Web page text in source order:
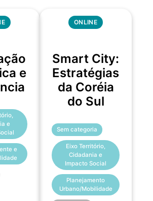
e
e
e
ONLINE
Smart City:
Estratégias
da Coréia
do Sul
Sem categoria
Eixo Território,
Cidadania e
Impacto Social
Planejamento
Urbano/Mobilidade